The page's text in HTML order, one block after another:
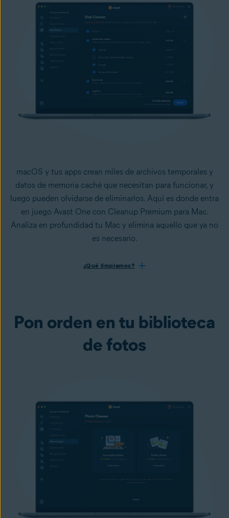
macOS y tus apps crean miles de archivos temporales y
datos de memoria caché que necesitan para funcionar, y
luego pueden olvidarse de eliminarlos. Aquí es donde entra
en juego Avast One con Cleanup Premium para Mac.
Analiza en profundidad tu Mac y elimina aquello que ya no
es necesario.
¿Qué limpiamos?
Pon orden en tu biblioteca
de fotos